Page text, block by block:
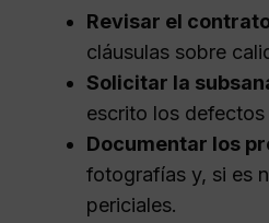
Revisar el
cláusulas sobre
Solicitar la
escrito los
Documentar los
fotografías y, si es
periciales.